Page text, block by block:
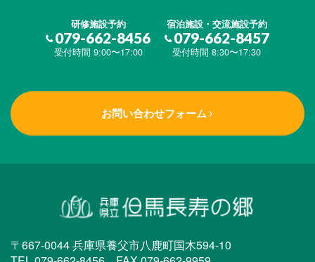
研修施設予約
079-662-8456
受付時間 9:00〜17:00
宿泊施設・交流施設予約
079-662-8457
受付時間 8:30〜17:30
お問い合わせフォーム
〒667-0044 兵庫県養父市八鹿町国木594-10